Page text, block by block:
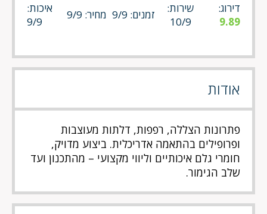
דירוג:
9.89
שירות:
10/9
זמנים: 9/9 מחיר: 9/9
איכות:
9/9
אודות
פתרונות הצללה, רפפות, דלתות מעוצבות
ופרופילים בהתאמה אדריכלית. ביצוע מדויק,
חומרי גלם איכותיים וליווי מקצועי – מהתכנון ועד
שלב הגימור.